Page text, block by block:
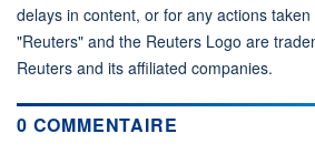
delays in content, or for any actions
"Reuters" and the Reuters Logo are
Reuters and its affiliated companies.
0 COMMENTAIRE